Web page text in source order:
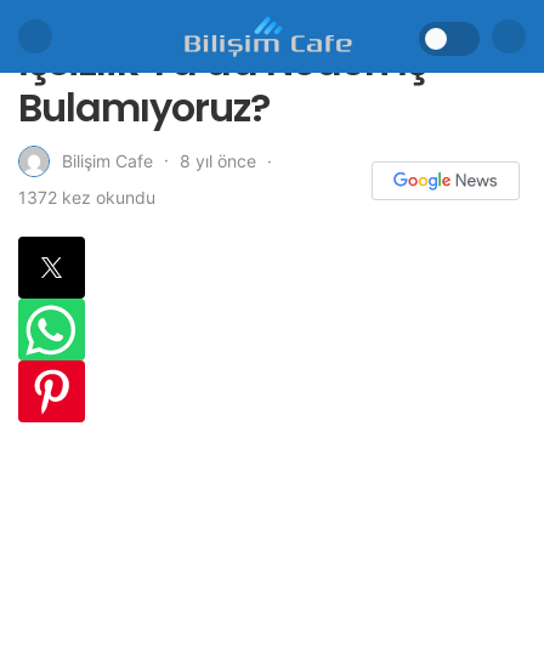
İşsizlik Ya da Neden İş
Bulamıyoruz?
Bilişim Cafe
8 yıl önce
1372 kez okundu